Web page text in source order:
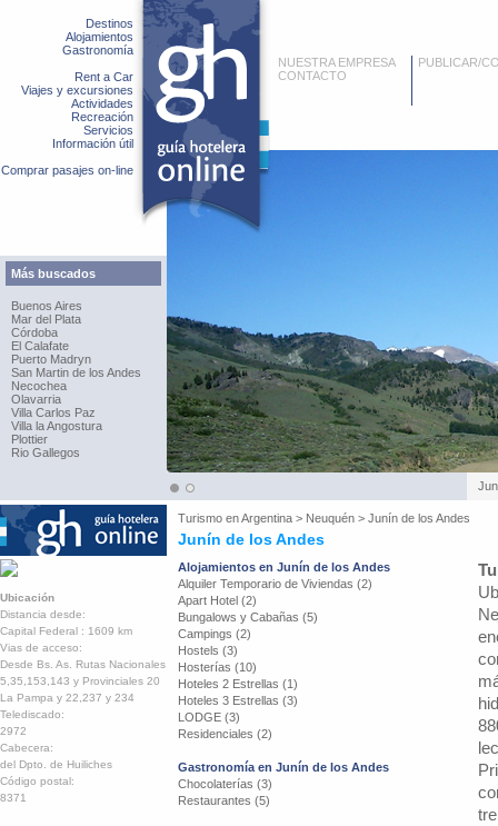
Destinos
Alojamientos
Gastronomía
Rent a Car
Viajes y excursiones
Actividades
Recreación
Servicios
Información útil
Comprar pasajes on-line
Más buscados
Buenos Aires
Mar del Plata
Córdoba
El Calafate
Puerto Madryn
San Martin de los Andes
Necochea
Olavarria
Villa Carlos Paz
Villa la Angostura
Plottier
Rio Gallegos
NUESTRA EMPRESA
CONTACTO
PUBLICAR/
Turismo enArgentina > Neuquén > Junín de los Andes
Junín de los Andes
Ubicación
Distancia desde:
Capital Federal : 1609 km
Vias de acceso:
Desde Bs. As. Rutas Nacionales
5,35,153,143 y Provinciales 20
La Pampa y 22,237 y 234
Telediscado:
2972
Cabecera:
del Dpto. de Huiliches
Código postal:
8371
Alojamientos en Junín de los Andes
Alquiler Temporario de Viviendas (2)
Apart Hotel (2)
Bungalows y Cabañas (5)
Campings (2)
Hostels (3)
Hosterías (10)
Hoteles 2 Estrellas (1)
Hoteles 3 Estrellas (3)
LODGE (3)
Residenciales (2)
Gastronomía en Junín de los Andes
Chocolaterías (3)
Restaurantes (5)